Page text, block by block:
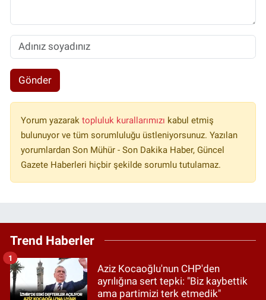
Gönder
Yorum yazarak topluluk kurallarımızı kabul etmiş
bulunuyor ve tüm sorumluluğu üstleniyorsunuz. Yazılan
yorumlardan Son Mühür - Son Dakika Haber, Güncel
Gazete Haberleri hiçbir şekilde sorumlu tutulamaz.
Trend Haberler
Aziz Kocaoğlu'nun CHP'den
ayrılığına sert tepki: "Biz kaybettik
ama partimizi terk etmedik"
1